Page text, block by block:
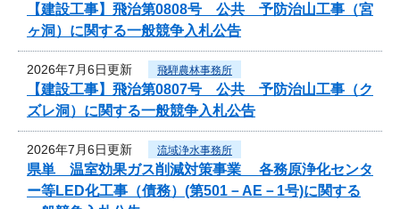
【建設工事】飛治第0808号 公共 予防治山工事（宮
ヶ洞）に関する一般競争入札公告
2026年7月6日更新 飛騨農林事務所
【建設工事】飛治第0807号 公共 予防治山工事（ク
ズレ洞）に関する一般競争入札公告
2026年7月6日更新 流域浄水事務所
県単 温室効果ガス削減対策事業 各務原浄化センタ
ー等LED化工事（債務）(第501－AE－1号)に関する